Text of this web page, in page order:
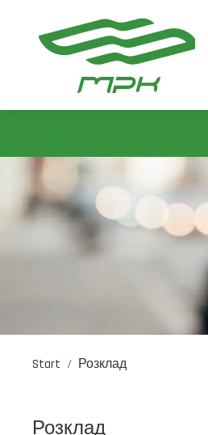
Start Розклад
Розклад